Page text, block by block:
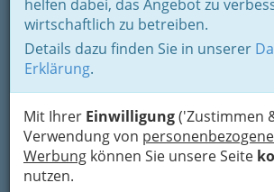
helfen dabei, das Angebot zu
wirtschaftlich zu betreiben.
Details dazu finden Sie in unserer
Erklärung.
Mit Ihrer Einwilligung('Zustimmen
Verwendung von
Werbung können Sie unsere Seite
nutzen.
Radetzkystraße 8, 8010 Graz
+43 664 131 50 73
Karte